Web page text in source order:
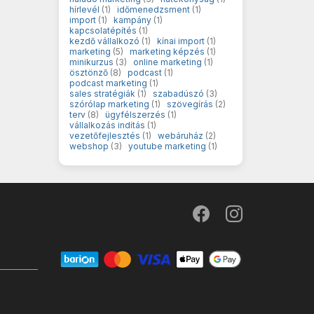
hírlevél (1) időmenedzsment (1)
import (1) kampány (1)
kapcsolatépítés (1)
kezdő vállalkozó (1) kínai import (1)
marketing (5) marketing képzés (1)
minikurzus (3) online marketing (1)
ösztönző (8) podcast (1)
podcast marketing (1)
sales stratégiák (1) szabadúszó (3)
szórólap marketing (1) szövegírás (2)
terv (8) ügyfélszerzés (1)
vállalkozás indítás (1)
vezetőfejlesztés (1) webáruház (2)
webshop (3) youtube marketing (1)